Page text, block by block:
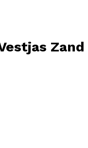
Zand